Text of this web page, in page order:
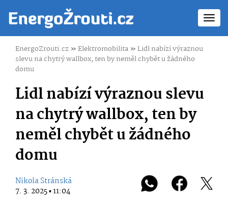
EnergoZrouti.cz»Elektromobilita»Lidl nabízí výraznou
slevu na chytrý wallbox, ten by neměl chybět u žádného
domu
Lidl nabízí výraznou slevu
na chytrý wallbox, ten by
neměl chybět u žádného
domu
Nikola Stránská
7. 3. 2025 ▪ 11:04